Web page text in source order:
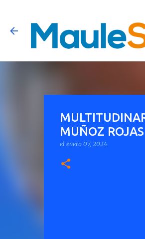
MUÑOZ ROJAS
el enero 07, 2024